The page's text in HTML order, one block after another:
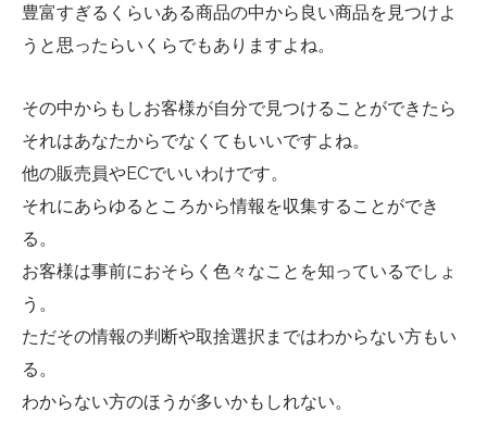
豊富すぎるくらいある商品の中から良い商品を見つけよ
うと思ったらいくらでもありますよね。
その中からもしお客様が自分で見つけることができたら
それはあなたからでなくてもいいですよね。
他の販売員やECでいいわけです。
それにあらゆるところから情報を収集することができ
る。
お客様は事前におそらく色々なことを知っているでしょ
う。
ただその情報の判断や取捨選択まではわからない方もい
る。
わからない方のほうが多いかもしれない。